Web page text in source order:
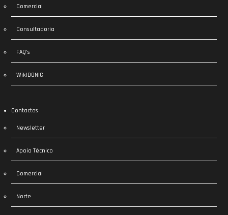
Comercial
Consultadoria
FAQ’s
WikIDONIC
Contactos
Newsletter
Apoio Técnico
Comercial
Norte